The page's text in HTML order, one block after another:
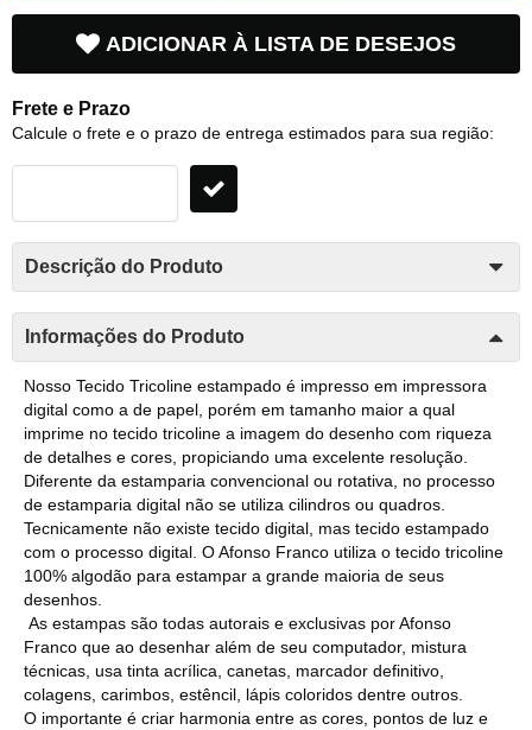
ADICIONAR À LISTA DE DESEJOS
Frete e Prazo
Calcule o frete e o prazo de entrega estimados para sua região:
Descrição do Produto
Informações do Produto
Nosso Tecido Tricoline estampado é impresso em impressora
digital como a de papel, porém em tamanho maior a qual
imprime no tecido tricoline a imagem do desenho com riqueza
de detalhes e cores, propiciando uma excelente resolução.
Diferente da estamparia convencional ou rotativa, no processo
de estamparia digital não se utiliza cilindros ou quadros.
Tecnicamente não existe tecido digital, mas tecido estampado
com o processo digital. O Afonso Franco utiliza o tecido tricoline
100% algodão para estampar a grande maioria de seus
desenhos.
As estampas são todas autorais e exclusivas por Afonso
Franco que ao desenhar além de seu computador, mistura
técnicas, usa tinta acrílica, canetas, marcador definitivo,
colagens, carimbos, estêncil, lápis coloridos dentre outros.
O importante é criar harmonia entre as cores, pontos de luz e